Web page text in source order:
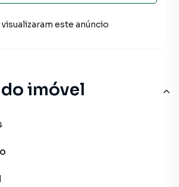
imóvel
este anúncio